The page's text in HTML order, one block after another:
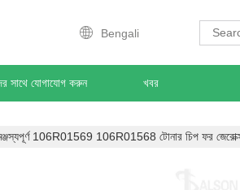
Bengali
সাথে যোগাযোগ করুন খবর
106R01569 106R01568 টোনার চিপ ফর